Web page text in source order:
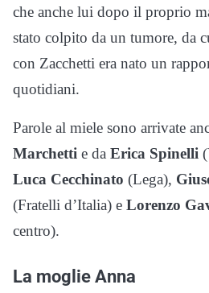
che anche lui dopo il proprio
stato colpito da un tumore, da
con Zacchetti era nato un
quotidiani.
Parole al miele sono arrivate
Marchetti e da Erica Spinelli
Luca Cecchinato (Lega),
(Fratelli d’Italia) e Lorenzo
centro).
La moglie Anna